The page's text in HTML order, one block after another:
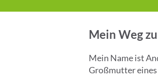
Mein Weg
Mein Name ist
Großmutter eines